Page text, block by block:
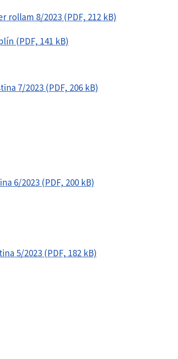
rollam 8/2023 (PDF, 212 kB)
(PDF, 141 kB)
7/2023 (PDF, 206 kB)
6/2023 (PDF, 200 kB)
5/2023 (PDF, 182 kB)